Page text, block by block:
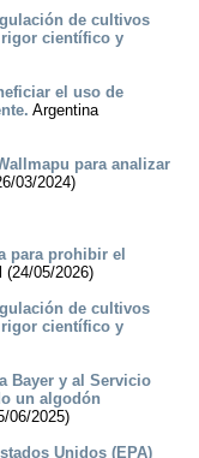
de cultivos
rigor científico y
el uso de
Argentina
para analizar
03/2024)
para prohibir el
(24/05/2026)
de cultivos
rigor científico y
Bayer y al Servicio
un algodón
06/2025)
Unidos (EPA)